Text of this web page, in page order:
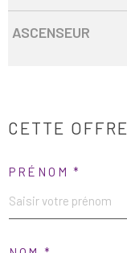
ASCENSEUR
CETTE OFFRE
PRÉNOM *